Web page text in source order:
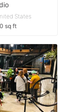
States
sq ft